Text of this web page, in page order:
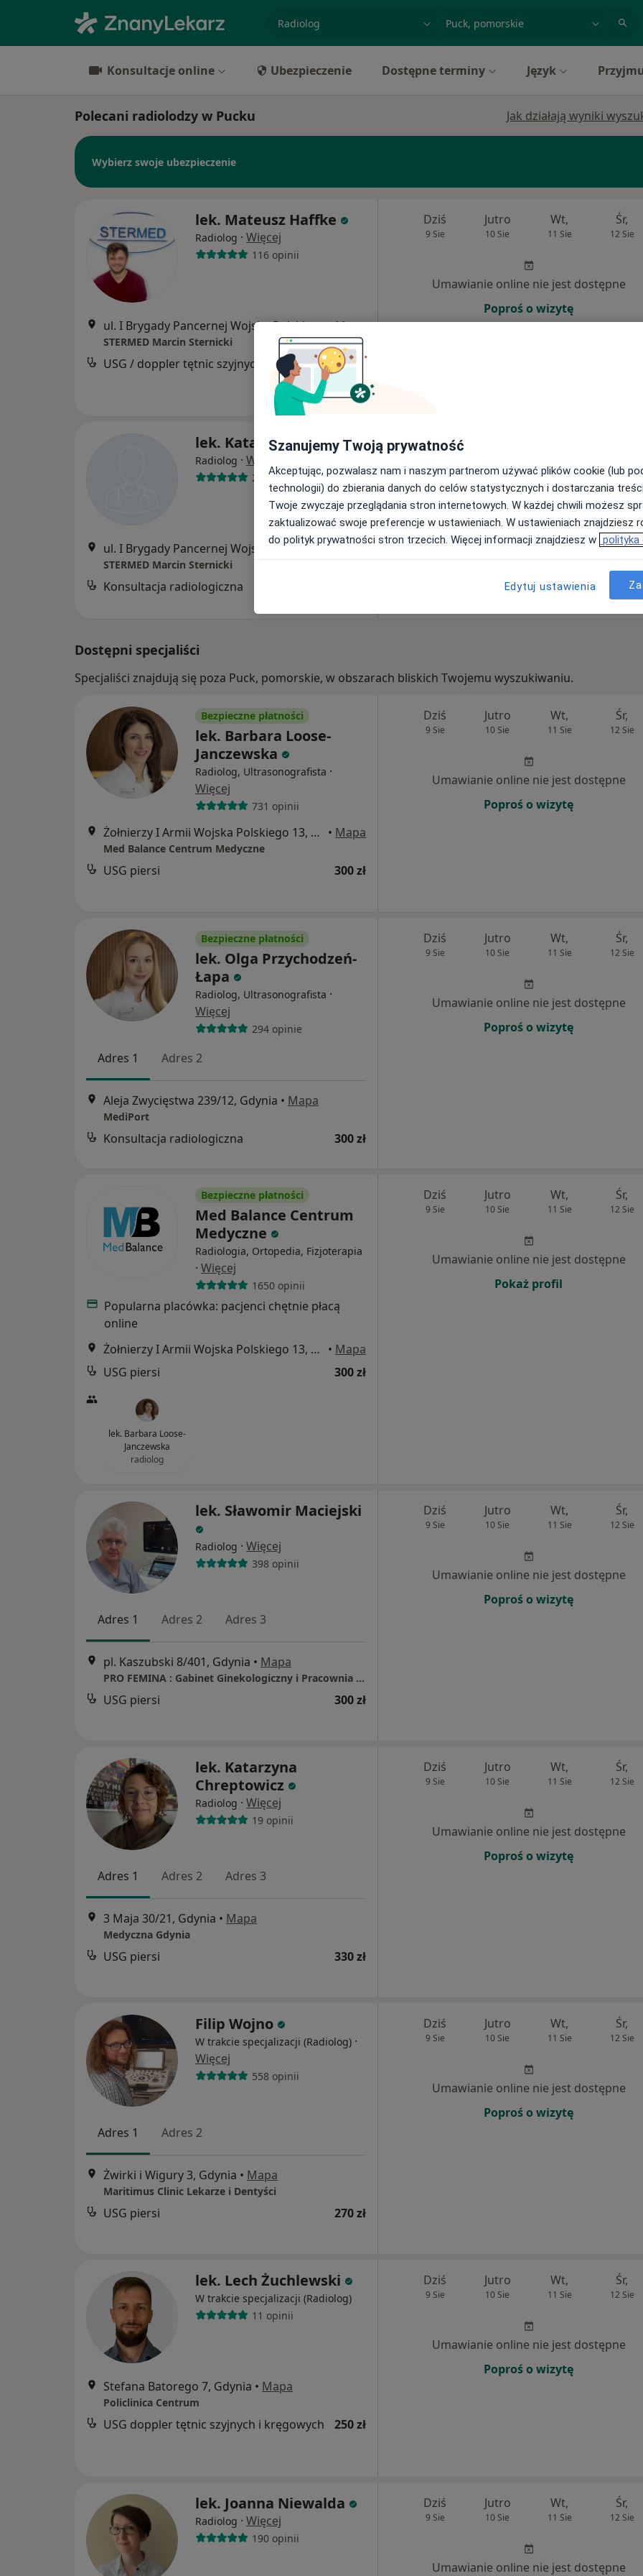
Konsultacje online Ubezpieczenie Dostępne terminy Język
Polecani radiolodzy w Pucku Jak działają wyniki
Wybierz swoje ubezpieczenie
lek. Mateusz Haffke
Radiolog · Więcej
116 opinii
ul. I Brygady Pancernej Wojska Polskiego 36, Wejherowo •Mapa
STERMED Marcin Sternicki
USG / doppler tętnic szyjnych 300 zł
Dziś
9 Sie
Jutro
10 Sie
Wt,
11 Sie
Śr,
12 Sie
Umawianie online nie jest dostępne
Poproś o wizytę
lek. Katarzyna Widłak
Radiolog · Więcej
291 opinii
ul. I Brygady Pancernej Wojska Polskiego 36, Wejherowo • Mapa
STERMED Marcin Sternicki
Konsultacja radiologiczna
Dziś
Brak kalendarza w Twojej lokalizacji.
Pokaż adresy z kalendarzem
Dostępni specjaliści
Specjaliści znajdują się poza Puck, pomorskie, w obszarach bliskich Twojemu wyszukiwaniu.
Bezpieczne płatności
lek. Barbara Loose-
Janczewska
Radiolog, Ultrasonografista ·
Więcej
731 opinii
Żołnierzy I Armii Wojska Polskiego 13, Gdynia • Mapa
Med Balance Centrum Medyczne
USG piersi 300 zł
Dziś
9 Sie
Jutro
10 Sie
Wt,
11 Sie
Śr,
12 Sie
Umawianie online nie jest dostępne
Poproś o wizytę
Bezpieczne płatności
lek. Olga Przychodzeń-
Łapa
Radiolog, Ultrasonografista ·
Więcej
294 opinie
Adres 1 Adres 2
Aleja Zwycięstwa 239/12, Gdynia • Mapa
MediPort
Konsultacja radiologiczna 300 zł
Dziś
9 Sie
Jutro
10 Sie
Wt,
11 Sie
Śr,
12 Sie
Umawianie online nie jest dostępne
Poproś o wizytę
Bezpieczne płatności
Med Balance Centrum
Medyczne
Radiologia, Ortopedia, Fizjoterapia
· Więcej
1650 opinii
Popularna placówka: pacjenci chętnie płacą
online
Żołnierzy I Armii Wojska Polskiego 13, Gdynia • Mapa
USG piersi
300 zł
lek. Barbara Loose-
Janczewska
radiolog
Dziś
9 Sie
Jutro
10 Sie
Wt,
11 Sie
Śr,
12 Sie
Umawianie online nie jest dostępne
Pokaż profil
lek. Sławomir Maciejski
Radiolog · Więcej
398 opinii
Adres 1 Adres 2 Adres 3
pl. Kaszubski 8/401, Gdynia • Mapa
PRO FEMINA : Gabinet Ginekologiczny i Pracownia Badań Usg
USG piersi 300 zł
Dziś
9 Sie
Jutro
10 Sie
Wt,
11 Sie
Śr,
12 Sie
Umawianie online nie jest dostępne
Poproś o wizytę
lek. Katarzyna
Chreptowicz
Radiolog · Więcej
19 opinii
Adres 1 Adres 2 Adres 3
3 Maja 30/21, Gdynia • Mapa
Medyczna Gdynia
USG piersi 330 zł
Dziś
9 Sie
Jutro
10 Sie
Wt,
11 Sie
Śr,
12 Sie
Umawianie online nie jest dostępne
Poproś o wizytę
Filip Wojno
W trakcie specjalizacji (Radiolog) ·
Więcej
558 opinii
Adres 1 Adres 2
Żwirki i Wigury 3, Gdynia • Mapa
Maritimus Clinic Lekarze i Dentyści
USG piersi 270 zł
Dziś
9 Sie
Jutro
10 Sie
Wt,
11 Sie
Śr,
12 Sie
Umawianie online nie jest dostępne
Poproś o wizytę
lek. Lech Żuchlewski
W trakcie specjalizacji (Radiolog)
11 opinii
Stefana Batorego 7, Gdynia • Mapa
Policlinica Centrum
USG doppler tętnic szyjnych i kręgowych 250 zł
Dziś
9 Sie
Jutro
10 Sie
Wt,
11 Sie
Śr,
12 Sie
Umawianie online nie jest dostępne
Poproś o wizytę
lek. Joanna Niewalda
Radiolog · Więcej
190 opinii
Dziś
9 Sie
Jutro
10 Sie
Wt,
11 Sie
Śr,
12 Sie
Umawianie online nie jest dostępne
Szanujemy Twoją prywatność
Akceptując, pozwalasz nam i naszym partnerom używać plików cookie (lub
technologii) do zbierania danych do celów statystycznych i dostarczania
Twoje zwyczaje przeglądania stron internetowych. W każdej chwili możesz
zaktualizować swoje preferencje w ustawieniach. W ustawieniach znajdziesz
do polityk prywatności stron trzecich. Więcej informacji znajdziesz w polityka
Edytuj ustawienia